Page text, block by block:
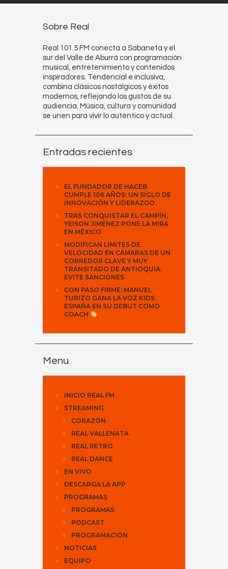
Sobre Real
Real 101.5 FM conecta a Sabaneta y el
sur del Valle de Aburrá con programación
musical, entretenimiento y contenidos
inspiradores. Tendencial e inclusiva,
combina clásicos nostálgicos y éxitos
modernos, reflejando los gustos de su
audiencia. Música, cultura y comunidad
se unen para vivir lo auténtico y actual.
Entradas recientes
EL FUNDADOR DE HACEB
CUMPLE 106 AÑOS: UN SIGLO DE
INNOVACIÓN Y LIDERAZGO
TRAS CONQUISTAR EL CAMPÍN,
YEISON JIMÉNEZ PONE LA MIRA
EN MÉXICO
MODIFICAN LÍMITES DE
VELOCIDAD EN CÁMARAS DE UN
CORREDOR CLAVE Y MUY
TRANSITADO DE ANTIOQUIA:
EVITE SANCIONES
CON PASO FIRME: MANUEL
TURIZO GANA LA VOZ KIDS
ESPAÑA EN SU DEBUT COMO
COACH
Menu
INICIO REAL FM
STREAMING
CORAZÓN
REAL VALLENATA
REAL RETRO
REAL DANCE
EN VIVO
DESCARGA LA APP
PROGRAMAS
PROGRAMAS
PODCAST
PROGRAMACIÓN
NOTICIAS
EQUIPO